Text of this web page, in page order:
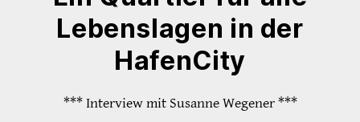
Lebenslagen in der
HafenCity
*** Interview mit Susanne Wegener ***